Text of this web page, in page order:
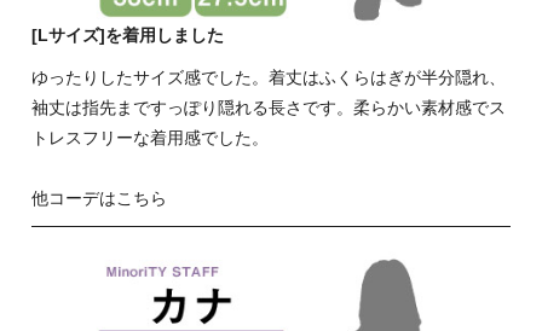
[Lサイズ]を着用しました
ゆったりしたサイズ感でした。着丈はふくらはぎが半分隠れ、
袖丈は指先まですっぽり隠れる長さです。柔らかい素材感でス
トレスフリーな着用感でした。
他コーデはこちら